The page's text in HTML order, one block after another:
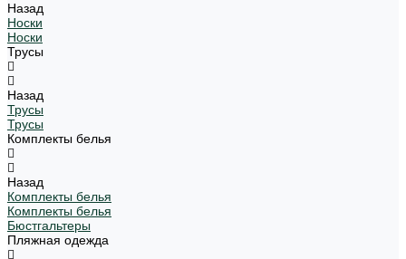
Назад
Носки
Носки
Трусы
Назад
Трусы
Трусы
Комплекты белья
Назад
Комплекты белья
Комплекты белья
Бюстгальтеры
Пляжная одежда